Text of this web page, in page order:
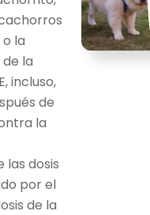
la
la
incluso,
de
la
las dosis
por el
de la